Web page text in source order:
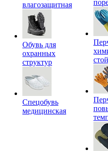
влагозащитная
Обувь для
охранных
структур
Спецобувь
медицинская